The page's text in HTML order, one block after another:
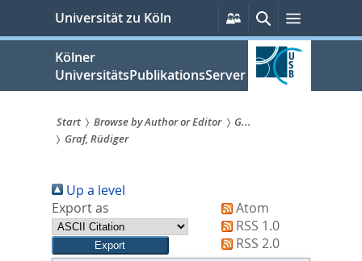
springen
Universität zu Köln
Persönliche
Services
SucheMenü
Kölner
UniversitätsPublikationsServer
Sie
sind
hier:
Start Browse by Author or Editor
G...
Graf, Rüdiger
Up a level
Export as
Atom
RSS 1.0
RSS 2.0